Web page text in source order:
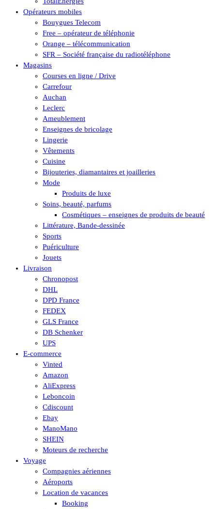
Opérateurs mobiles
Bouygues Telecom
Free – opérateur de téléphonie
Orange – télécommunication
SFR – Société française du radiotéléphone
Magasins
Courses en ligne / Drive
Carrefour
Auchan
Leclerc
Ameublement
Enseignes de bricolage
Lingerie
Vêtements
Cuisine
Bijouteries, diamantaires et joailleries
Mode
Produits de luxe
Soins, beauté, parfums
Cosmétiques – enseignes de produits de beauté
Littérature, Bande-dessinée
Sports
Puériculture
Jouets
Livraison
Chronopost
DHL
DPD France
FEDEX
GLS France
DB Schenker
UPS
E-commerce
Vinted
Amazon
AliExpress
Leboncoin
Cdiscount
Ebay
ManoMano
SHEIN
Moteurs de recherche
Voyage
Compagnies aériennes
Aéroports
Location de vacances
Booking